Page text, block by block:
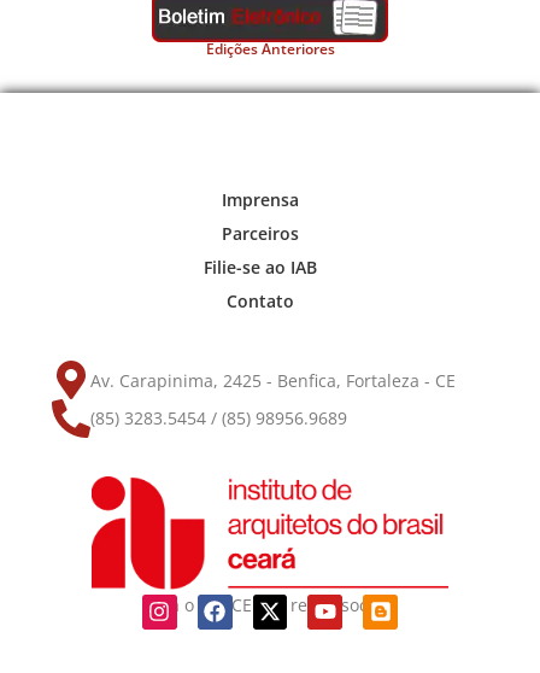
Edições Anteriores
Siga o IAB-CE nas redes sociais
Imprensa
Parceiros
Filie-se ao IAB
Contato
Av. Carapinima, 2425 - Benfica, Fortaleza - CE
(85) 3283.5454 / (85) 98956.9689